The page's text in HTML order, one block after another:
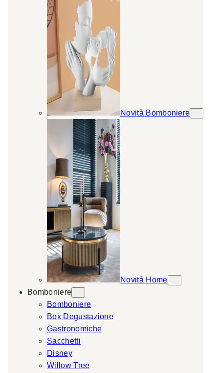
Novità Bomboniere
Novità Home
Bomboniere
Bomboniere
Box Degustazione
Gastronomiche
Sacchetti
Disney
Willow Tree